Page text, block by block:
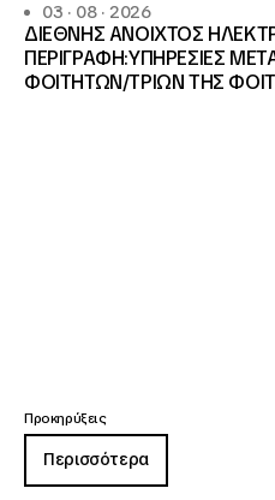
03 · 08 · 2026
ΔΙΕΘΝΗΣ ΑΝΟΙΧΤΟΣ
ΠΕΡΙΓΡΑΦΗ:ΥΠΗΡΕΣΙΕΣ
ΦΟΙΤΗΤΩΝ/ΤΡΙΩΝ ΤΗΣ
Προκηρύξεις
Περισσότερα